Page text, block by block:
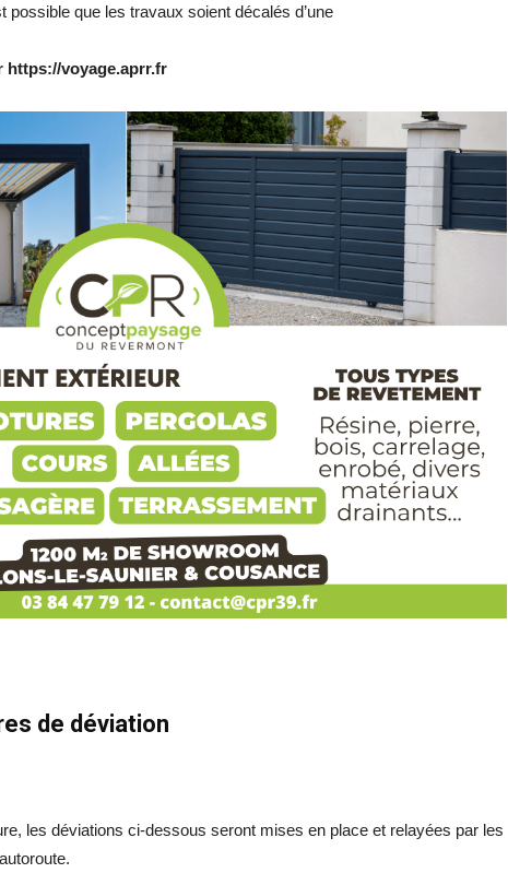
possible que les travaux soient décalés d’une
https://voyage.aprr.fr
de déviation
les déviations ci-dessous seront mises en place et relayées par les